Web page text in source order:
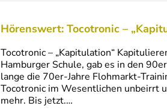
Hörenswert: Tocotronic –
Tocotronic – „Kapitulation“
Hamburger Schule, gab es in den
lange die 70er-Jahre Flohmarkt-
Tocotronic im Wesentlichen unbeirrt
mehr. Bis jetzt.…